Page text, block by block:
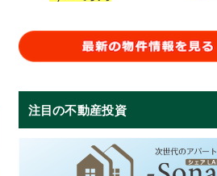
注目の不動産投資